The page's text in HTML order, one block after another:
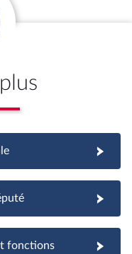
nationale
de député
fonctions